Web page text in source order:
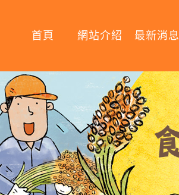
首頁 網站介紹 最新消息